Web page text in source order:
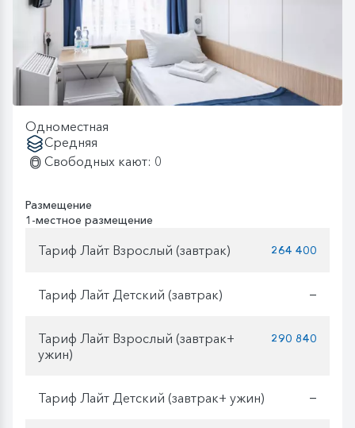
Одноместная
Средняя
Свободных кают: 0
Размещение
1-местное размещение
Тариф Лайт Взрослый (завтрак) 264 400
Тариф Лайт Детский (завтрак) —
Тариф Лайт Взрослый (завтрак+
ужин)
290 840
Тариф Лайт Детский (завтрак+ ужин) —